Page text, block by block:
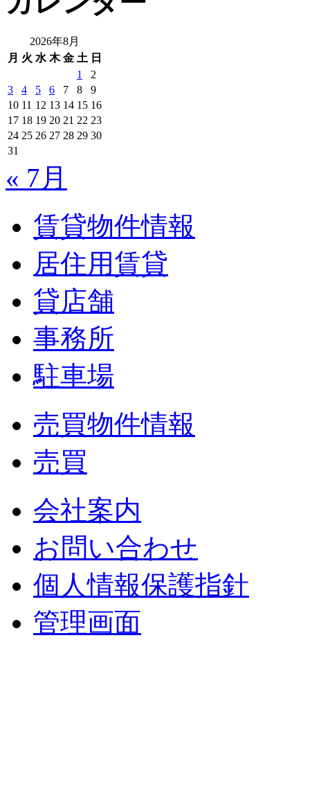
2026年8月
月 火 水 木 金 土 日
1
2
3
4 5 6 7 8
9
10 11 12 13 14 15 16
17 18 19 20 21 22 23
24 25 26 27 28 29 30
31
« 7月
賃貸物件情報
居住用賃貸
貸店舗
事務所
駐車場
売買物件情報
売買
会社案内
お問い合わせ
個人情報保護指針
管理画面